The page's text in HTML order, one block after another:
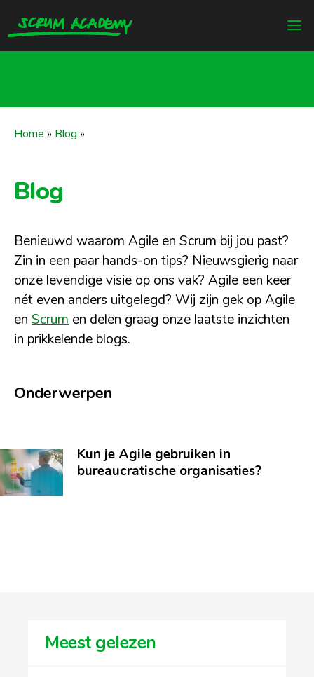
Home » Blog »
Blog
Benieuwd waarom Agile en Scrum bij jou past?
Zin in een paar hands-on tips? Nieuwsgierig naar
onze levendige visie op ons vak? Agile een keer
nét even anders uitgelegd? Wij zijn gek op Agile
en Scrum en delen graag onze laatste inzichten
in prikkelende blogs.
Onderwerpen
Kun je Agile gebruiken in
bureaucratische organisaties?
Meest gelezen